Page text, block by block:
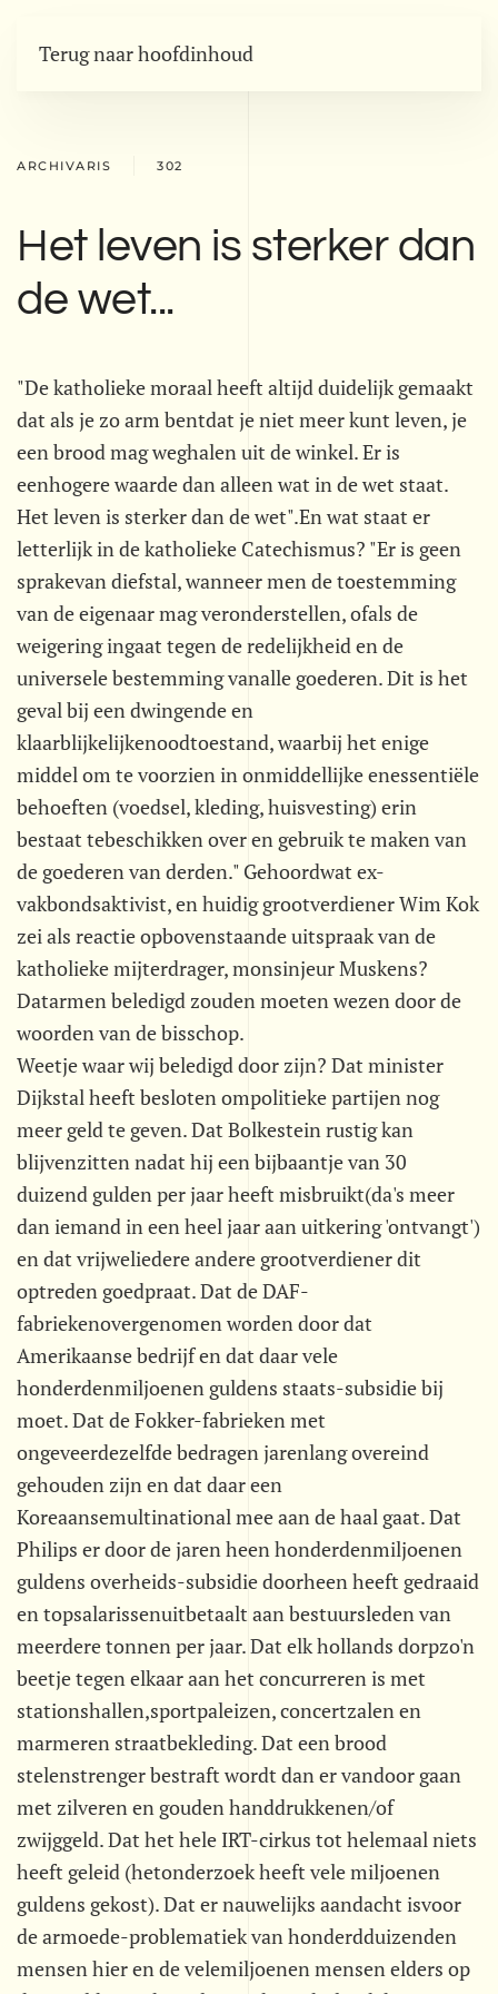
Terug naar hoofdinhoud
ARCHIVARIS 302
Het leven is sterker dan
de wet...
"De katholieke moraal heeft altijd duidelijk gemaakt
dat als je zo arm bentdat je niet meer kunt leven, je
een brood mag weghalen uit de winkel. Er is
eenhogere waarde dan alleen wat in de wet staat.
Het leven is sterker dan de wet".En wat staat er
letterlijk in de katholieke Catechismus? "Er is geen
sprakevan diefstal, wanneer men de toestemming
van de eigenaar mag veronderstellen, ofals de
weigering ingaat tegen de redelijkheid en de
universele bestemming vanalle goederen. Dit is het
geval bij een dwingende en
klaarblijkelijkenoodtoestand, waarbij het enige
middel om te voorzien in onmiddellijke enessentiële
behoeften (voedsel, kleding, huisvesting) erin
bestaat tebeschikken over en gebruik te maken van
de goederen van derden." Gehoordwat ex-
vakbondsaktivist, en huidig grootverdiener Wim Kok
zei als reactie opbovenstaande uitspraak van de
katholieke mijterdrager, monsinjeur Muskens?
Datarmen beledigd zouden moeten wezen door de
woorden van de bisschop.
Weetje waar wij beledigd door zijn? Dat minister
Dijkstal heeft besloten ompolitieke partijen nog
meer geld te geven. Dat Bolkestein rustig kan
blijvenzitten nadat hij een bijbaantje van 30
duizend gulden per jaar heeft misbruikt(da's meer
dan iemand in een heel jaar aan uitkering 'ontvangt')
en dat vrijweliedere andere grootverdiener dit
optreden goedpraat. Dat de DAF-
fabriekenovergenomen worden door dat
Amerikaanse bedrijf en dat daar vele
honderdenmiljoenen guldens staats-subsidie bij
moet. Dat de Fokker-fabrieken met
ongeveerdezelfde bedragen jarenlang overeind
gehouden zijn en dat daar een
Koreaansemultinational mee aan de haal gaat. Dat
Philips er door de jaren heen honderdenmiljoenen
guldens overheids-subsidie doorheen heeft gedraaid
en topsalarissenuitbetaalt aan bestuursleden van
meerdere tonnen per jaar. Dat elk hollands dorpzo'n
beetje tegen elkaar aan het concurreren is met
stationshallen,sportpaleizen, concertzalen en
marmeren straatbekleding. Dat een brood
stelenstrenger bestraft wordt dan er vandoor gaan
met zilveren en gouden handdrukkenen/of
zwijggeld. Dat het hele IRT-cirkus tot helemaal niets
heeft geleid (hetonderzoek heeft vele miljoenen
guldens gekost). Dat er nauwelijks aandacht isvoor
de armoede-problematiek van honderdduizenden
mensen hier en de velemiljoenen mensen elders op